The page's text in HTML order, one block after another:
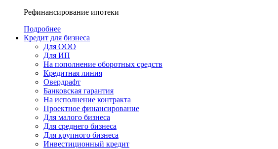
Рефинансирование ипотеки
Подробнее
Кредит для бизнеса
Для ООО
Для ИП
На пополнение оборотных средств
Кредитная линия
Овердрафт
Банковская гарантия
На исполнение контракта
Проектное финансирование
Для малого бизнеса
Для среднего бизнеса
Для крупного бизнеса
Инвестиционный кредит